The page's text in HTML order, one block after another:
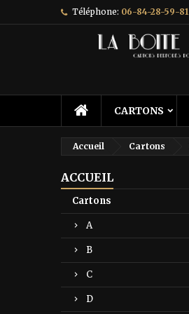
Téléphone: 06-84-28-59-81
CARTONS
Accueil Cartons
ACCUEIL
Cartons
A
B
C
D